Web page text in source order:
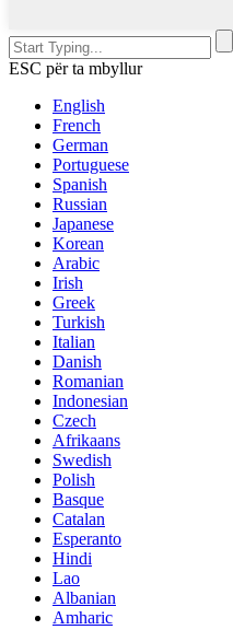
ESC për ta mbyllur
English
French
German
Portuguese
Spanish
Russian
Japanese
Korean
Arabic
Irish
Greek
Turkish
Italian
Danish
Romanian
Indonesian
Czech
Afrikaans
Swedish
Polish
Basque
Catalan
Esperanto
Hindi
Lao
Albanian
Amharic